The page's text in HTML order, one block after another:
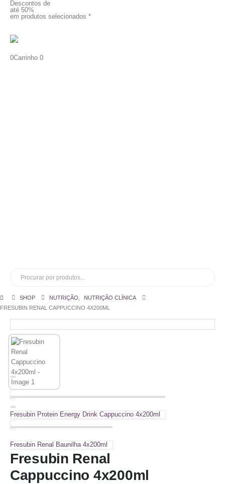
Descontos de
até 50%
em produtos selecionados *
0Carrinho 0
SHOP NUTRIÇÃO
NUTRIÇÃO CLÍNICA
FRESUBIN RENAL CAPPUCCINO 4X200ML
Fresubin Protein Energy Drink Cappuccino 4x200ml
Fresubin Renal Baunilha 4x200ml
Fresubin Renal
Cappuccino 4x200ml